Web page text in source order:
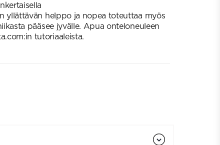
yllättävän helppo ja nopea toteuttaa myös
pääsee jyvälle. Apua onteloneuleen
tutoriaaleista.